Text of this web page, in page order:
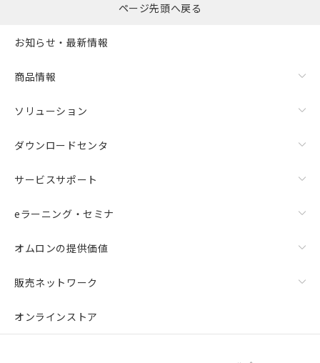
ページ先頭へ戻る
お知らせ・最新情報
商品情報
ソリューション
ダウンロードセンタ
サービスサポート
eラーニング・セミナ
オムロンの提供価値
販売ネットワーク
オンラインストア